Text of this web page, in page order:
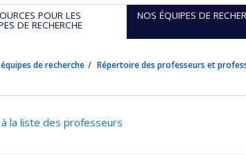
POUR LES
DE RECHERCHE
NOS ÉQUIPES DE
de recherche Répertoire des professeurs et
la liste des professeurs